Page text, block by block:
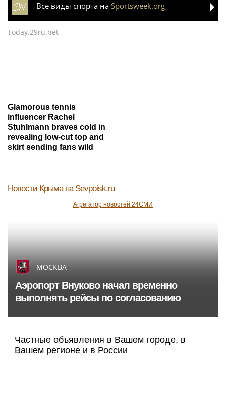
Все виды спорта на Sportsweek.org
Today.29ru.net
Glamorous tennis
influencer Rachel
Stuhlmann braves cold in
revealing low-cut top and
skirt sending fans wild
Новости Крыма на Sevpoisk.ru
Агрегатор новостей 24СМИ
МОСКВА
Аэропорт Внуково начал временно
выполнять рейсы по согласованию
Частные объявления в Вашем городе, в
Вашем регионе и в России